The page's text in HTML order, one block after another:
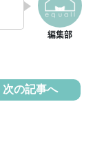
次の記事へ